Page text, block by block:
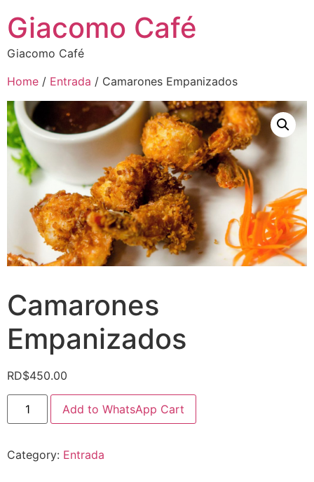
Giacomo Café
Giacomo Café
Home / Entrada / Camarones Empanizados
Camarones
Empanizados
RD$450.00
Add to WhatsApp Cart
Category: Entrada